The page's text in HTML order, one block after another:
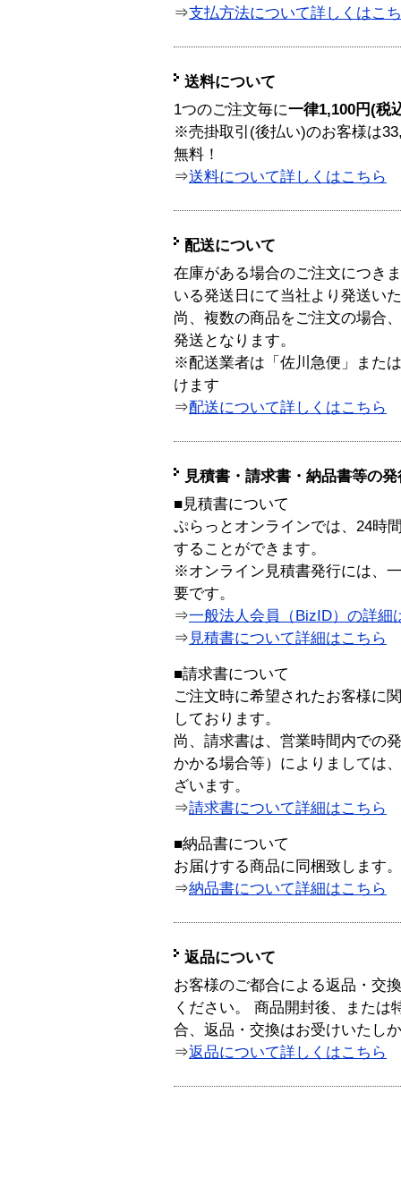
⇒支払方法について詳しくはこ
送料について
1つのご注文毎に一律1,100円(税
※売掛取引(後払い)のお客様は
無料！
⇒送料について詳しくはこちら
配送について
在庫がある場合のご注文につき
いる発送日にて当社より発送い
尚、複数の商品をご注文の場合
発送となります。
※配送業者は「佐川急便」また
けます
⇒配送について詳しくはこちら
見積書・請求書・納品書等の
■見積書について
ぷらっとオンラインでは、24時
することができます。
※オンライン見積書発行には、
要です。
⇒一般法人会員（BizID）の詳細
⇒ 見積書について詳細はこちら
■請求書について
ご注文時に希望されたお客様に
しております。
尚、請求書は、営業時間内での
かかる場合等）によりましては
ざいます。
⇒請求書について詳細はこちら
■納品書について
お届けする商品に同梱致します。
⇒納品書について詳細はこちら
返品について
お客様のご都合による返品・交
ください。 商品開封後、または
合、返品・交換はお受けいたし
⇒返品について詳しくはこちら